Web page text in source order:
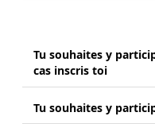
Tu souhaites y
cas inscris toi
Tu souhaites y